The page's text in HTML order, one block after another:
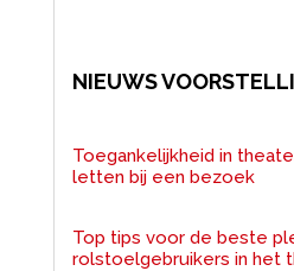
NIEUWS
Toegankelijkheid in
letten bij een bezoek
Top tips voor de beste
rolstoelgebruikers in het